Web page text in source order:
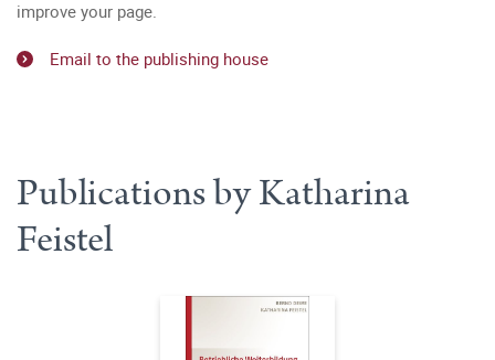
improve your page.
Email to the publishing house
Publications by Katharina
Feistel